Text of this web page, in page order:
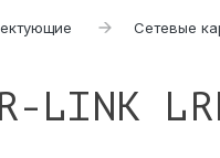
Сетевые
LINK